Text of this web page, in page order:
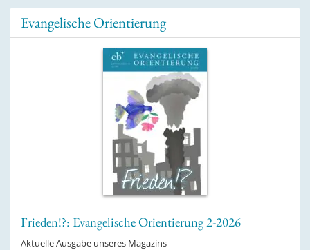
Evangelische Orientierung
Frieden!?: Evangelische Orientierung 2-2026
Aktuelle Ausgabe unseres Magazins